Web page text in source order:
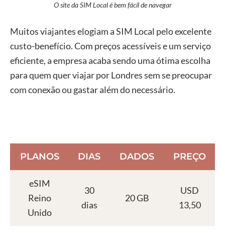
O site da SIM Local é bem fácil de navegar
Muitos viajantes elogiam a SIM Local pelo excelente
custo-benefício. Com preços acessíveis e um serviço
eficiente, a empresa acaba sendo uma ótima escolha
para quem quer viajar por Londres sem se preocupar
com conexão ou gastar além do necessário.
PLANOS DIAS DADOS PREÇO
eSIM
Reino
Unido
30
dias
20 GB
USD
13,50